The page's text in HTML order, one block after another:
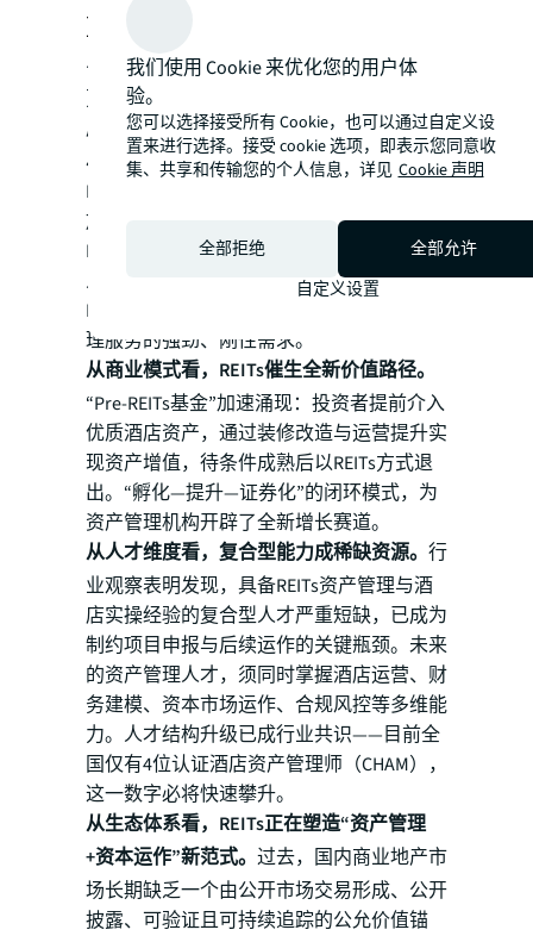
蓝海新机遇
公募REITs不仅抬升了资产管理能力门槛，
更为中国酒店资产管理行业打开了广阔的发
展空间。
从市场规模看，潜在机会可观。商业地产
REITs启动后，存量资产盘活需求集中释
放。截至2026年2月，首批10单商业地产
REITs已正式申报，计划募资总额达377亿元
人民币。全国酒店存量资产规模庞大，后续
REITs常态化发行将持续催生对专业资产管
理服务的强劲、刚性需求。
从商业模式看，REITs催生全新价值路径。
“Pre-REITs基金”加速涌现：投资者提前介入
优质酒店资产，通过装修改造与运营提升实
现资产增值，待条件成熟后以REITs方式退
出。“孵化—提升—证券化”的闭环模式，为
资产管理机构开辟了全新增长赛道。
从人才维度看，复合型能力成稀缺资源。 行
业观察表明发现，具备REITs资产管理与酒
店实操经验的复合型人才严重短缺，已成为
制约项目申报与后续运作的关键瓶颈。未来
的资产管理人才，须同时掌握酒店运营、财
务建模、资本市场运作、合规风控等多维能
力。人才结构升级已成行业共识——目前全
国仅有4位认证酒店资产管理师（CHAM），
这一数字必将快速攀升。
从生态体系看，REITs正在塑造“资产管理
+资本运作”新范式。 过去，国内商业地产市
场长期缺乏一个由公开市场交易形成、公开
披露、可验证且可持续追踪的公允价值锚
我们使用 Cookie 来优化您的用户体
验。
您可以选择接受所有 Cookie，也可以通过自定义设
置来进行选择。接受 cookie 选项，即表示您同意收
集、共享和传输您的个人信息，详见 Cookie 声明
全部拒绝
全部允许
自定义设置